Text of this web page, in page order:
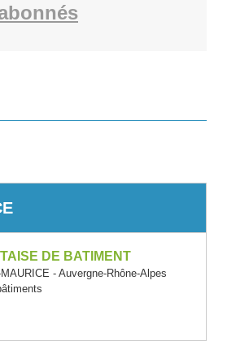
DE BATIMENT
- Auvergne-Rhône-Alpes